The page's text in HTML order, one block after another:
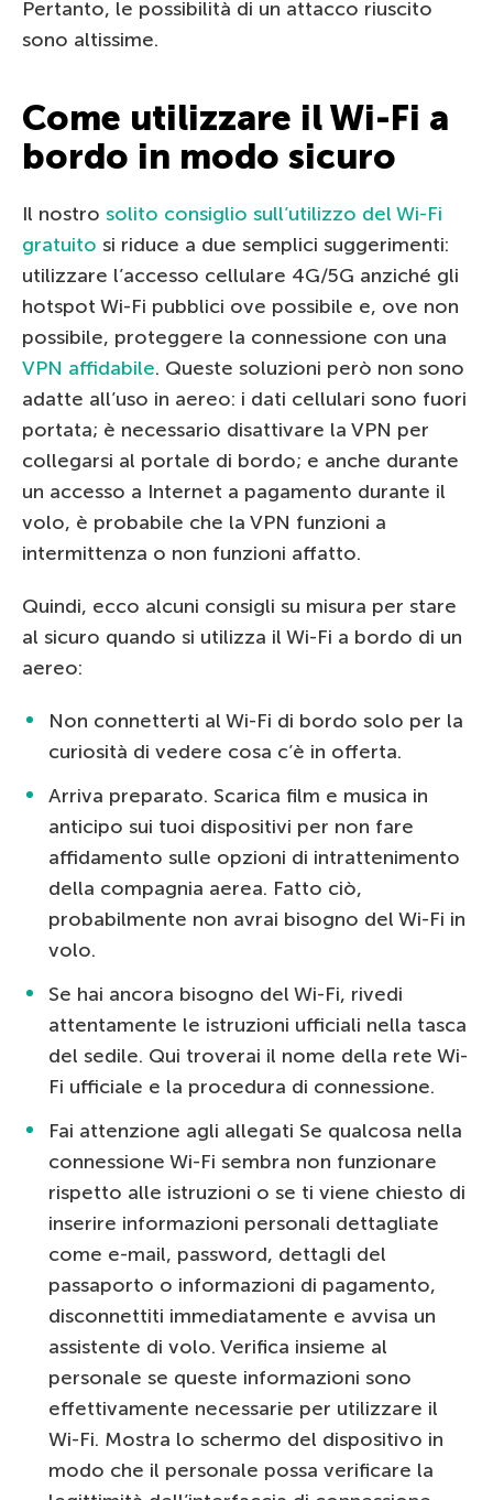
Pertanto, le possibilità di un attacco riuscito
sono altissime.
Come utilizzare il Wi-Fi a
bordo in modo sicuro
Il nostro solito consiglio sull’utilizzo del Wi-Fi
gratuito si riduce a due semplici suggerimenti:
utilizzare l’accesso cellulare 4G/5G anziché gli
hotspot Wi-Fi pubblici ove possibile e, ove non
possibile, proteggere la connessione con una
VPN affidabile. Queste soluzioni però non sono
adatte all’uso in aereo: i dati cellulari sono fuori
portata; è necessario disattivare la VPN per
collegarsi al portale di bordo; e anche durante
un accesso a Internet a pagamento durante il
volo, è probabile che la VPN funzioni a
intermittenza o non funzioni affatto.
Quindi, ecco alcuni consigli su misura per stare
al sicuro quando si utilizza il Wi-Fi a bordo di un
aereo:
Non connetterti al Wi-Fi di bordo solo per la
curiosità di vedere cosa c’è in offerta.
Arriva preparato. Scarica film e musica in
anticipo sui tuoi dispositivi per non fare
affidamento sulle opzioni di intrattenimento
della compagnia aerea. Fatto ciò,
probabilmente non avrai bisogno del Wi-Fi in
volo.
Se hai ancora bisogno del Wi-Fi, rivedi
attentamente le istruzioni ufficiali nella tasca
del sedile. Qui troverai il nome della rete Wi-
Fi ufficiale e la procedura di connessione.
Fai attenzione agli allegati Se qualcosa nella
connessione Wi-Fi sembra non funzionare
rispetto alle istruzioni o se ti viene chiesto di
inserire informazioni personali dettagliate
come e-mail, password, dettagli del
passaporto o informazioni di pagamento,
disconnettiti immediatamente e avvisa un
assistente di volo. Verifica insieme al
personale se queste informazioni sono
effettivamente necessarie per utilizzare il
Wi-Fi. Mostra lo schermo del dispositivo in
modo che il personale possa verificare la